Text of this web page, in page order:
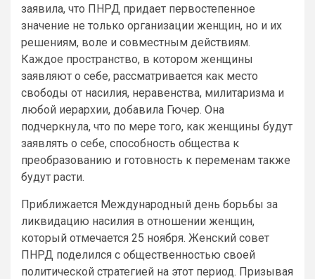
заявила, что ПНРД придает первостепенное
значение не только организации женщин, но и их
решениям, воле и совместным действиям.
Каждое пространство, в котором женщины
заявляют о себе, рассматривается как место
свободы от насилия, неравенства, милитаризма и
любой иерархии, добавила Гючер. Она
подчеркнула, что по мере того, как женщины будут
заявлять о себе, способность общества к
преобразованию и готовность к переменам также
будут расти.
Приближается Международный день борьбы за
ликвидацию насилия в отношении женщин,
который отмечается 25 ноября. Женский совет
ПНРД поделился с общественностью своей
политической стратегией на этот период. Призывая